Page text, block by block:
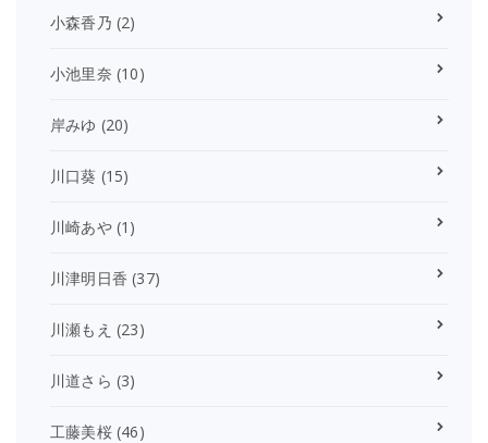
小森香乃 (2)
小池里奈 (10)
岸みゆ (20)
川口葵 (15)
川崎あや(1)
川津明日香 (37)
川瀬もえ (23)
川道さら (3)
工藤美桜(46)